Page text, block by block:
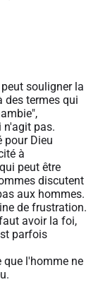
souligner la
des termes qui
n'agit pas.
pour Dieu
à
peut être
discutent
aux hommes.
de frustration.
avoir la foi,
parfois
que l'homme ne